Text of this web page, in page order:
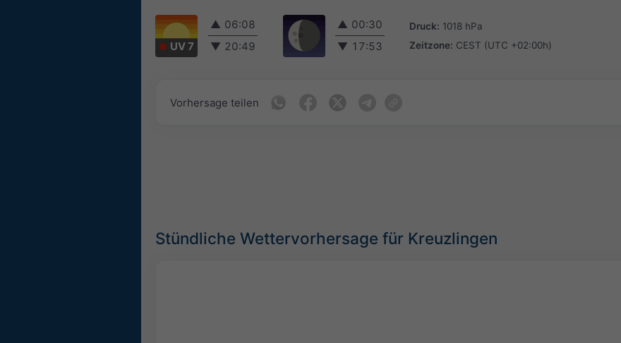
UV 7
▲ 06:08
▼ 20:49
▲ 00:30
▼ 17:53
Druck: 1018 hPa
Zeitzone: CEST (UTC +02:00h)
Vorhersage teilen
Stündliche Wettervorhersage für Kreuzlingen